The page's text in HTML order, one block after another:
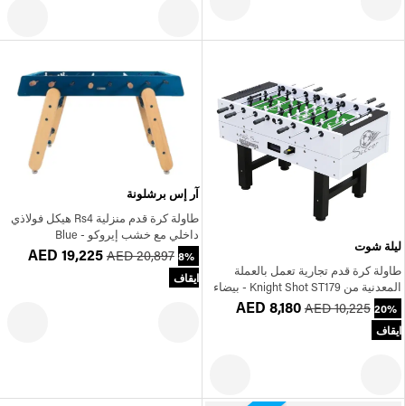
ليلة شوت
طاولة كرة قدم تجارية تعمل بالعملة
المعدنية من Knight Shot ST179 - بيضاء
AED 8,180 AED 10,225 20%
ايقاف
آر إس برشلونة
طاولة كرة قدم منزلية Rs4 هيكل فولاذي
داخلي مع خشب إيروكو - Blue
AED 19,225 AED 20,897 8%
ايقاف